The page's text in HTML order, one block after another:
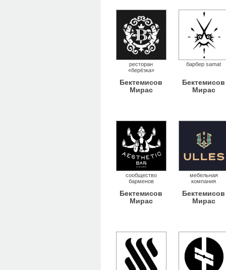
ресторан
«берёзка»
Бектемисов
Мирас
барбер samat
Бектемисов
Мирас
сообщество
барменов
Бектемисов
Мирас
мебельная
компания
Бектемисов
Мирас